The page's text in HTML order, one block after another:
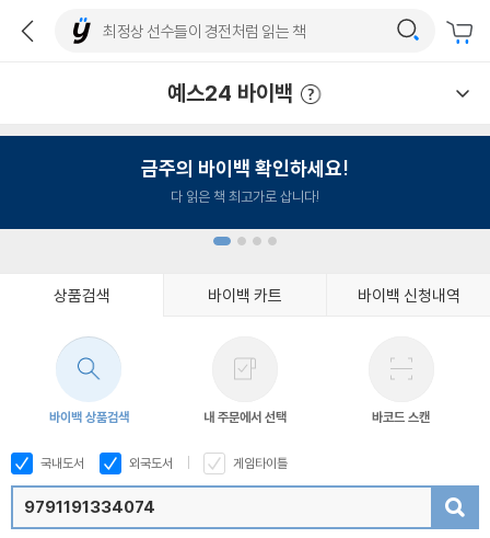
예스24 바이백
금주의 바이백 확인하세요!
다 읽은 책 최고가로 삽니다!
상품검색 바이백 카트 바이백 신청내역
바이백 상품검색 내 주문에서 선택 바코드 스캔
국내도서 외국도서 게임타이틀